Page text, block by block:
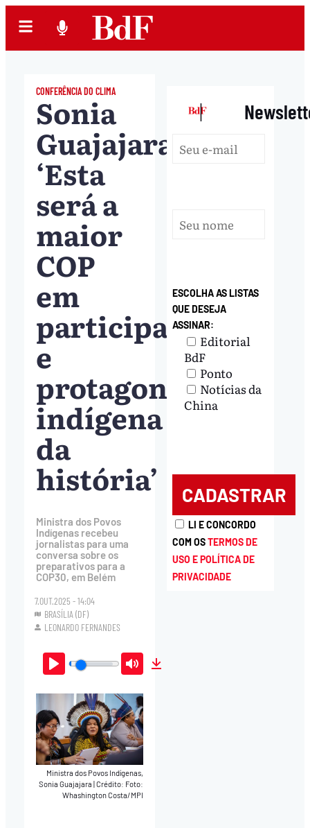
CONFERÊNCIA DO CLIMA
Sonia
Guajajara:
‘Esta
será a
maior
COP
em
participação
e
protagonismo
indígena
da
história’
Ministra dos Povos
Indígenas recebeu
jornalistas para uma
conversa sobre os
preparativos para a
COP30, em Belém
7.OUT.2025 - 14:04
BRASÍLIA (DF)
LEONARDO FERNANDES
Play Mute
Ministra dos Povos Indígenas,
Sonia Guajajara Crédito: Foto:
Whashington Costa/MPI
|
ESCOLHA AS LISTAS
QUE DESEJA
ASSINAR:
Editorial
BdF
Ponto
Notícias da
China
LI E CONCORDO
COM OSTERMOS DE
USO E POLÍTICA DE
PRIVACIDADE